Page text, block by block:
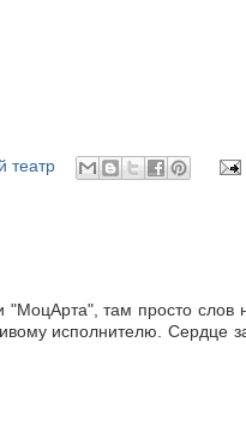
театр
там просто слов
исполнителю. Сердце